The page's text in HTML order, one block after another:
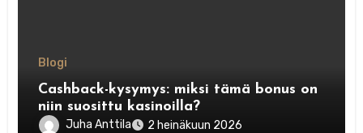
Blogi
Cashback-kysymys: miksi tämä bonus on
niin suosittu kasinoilla?
Juha Anttila 2 heinäkuun 2026